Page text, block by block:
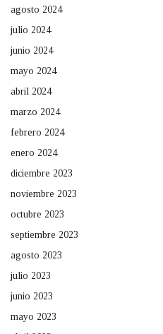
agosto 2024
julio 2024
junio 2024
mayo 2024
abril 2024
marzo 2024
febrero 2024
enero 2024
diciembre 2023
noviembre 2023
octubre 2023
septiembre 2023
agosto 2023
julio 2023
junio 2023
mayo 2023